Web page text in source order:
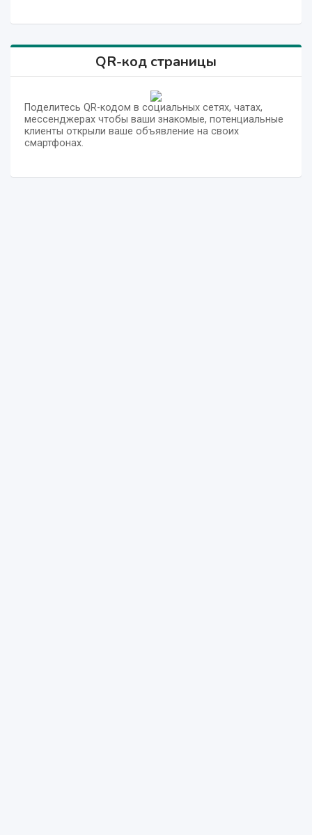
QR-код страницы
Поделитесь QR-кодом в социальных сетях, чатах,
мессенджерах чтобы ваши знакомые, потенциальные
клиенты открыли ваше объявление на своих
смартфонах.